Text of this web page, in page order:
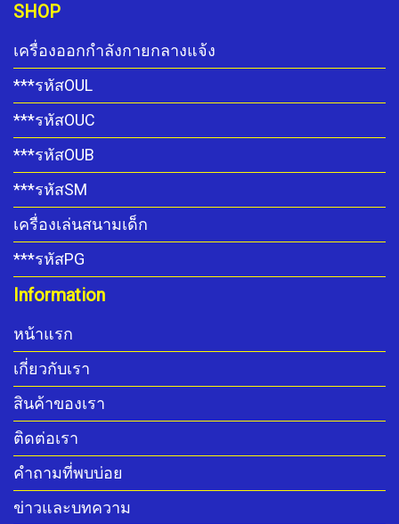
SHOP
เครื่องออกกำลังกายกลางแจ้ง
***รหัสOUL
***รหัสOUC
***รหัสOUB
***รหัสSM
เครื่องเล่นสนามเด็ก
***รหัสPG
Information
หน้าแรก
เกี่ยวกับเรา
สินค้าของเรา
ติดต่อเรา
คำถามที่พบบ่อย
ข่าวและบทความ